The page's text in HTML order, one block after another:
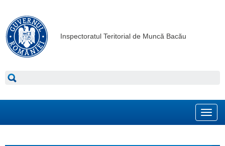
Inspectoratul Teritorial de Muncă Bacău